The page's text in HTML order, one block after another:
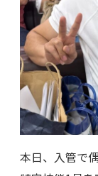
本日、入管で偶